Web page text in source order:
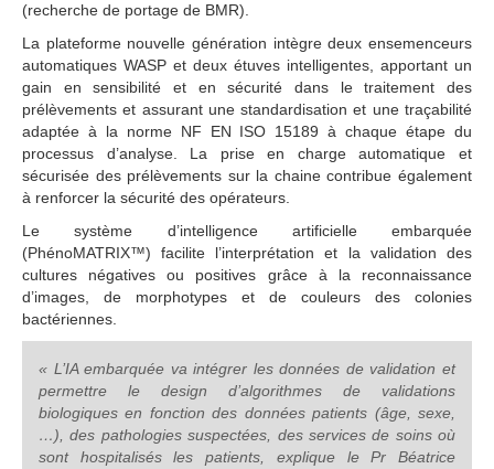
(recherche de portage de BMR).
La plateforme nouvelle génération intègre deux ensemenceurs
automatiques WASP et deux étuves intelligentes, apportant un
gain en sensibilité et en sécurité dans le traitement des
prélèvements et assurant une standardisation et une traçabilité
adaptée à la norme NF EN ISO 15189 à chaque étape du
processus d’analyse. La prise en charge automatique et
sécurisée des prélèvements sur la chaine contribue également
à renforcer la sécurité des opérateurs.
Le système d’intelligence artificielle embarquée
(PhénoMATRIX™) facilite l’interprétation et la validation des
cultures négatives ou positives grâce à la reconnaissance
d’images, de morphotypes et de couleurs des colonies
bactériennes.
« L’IA embarquée va intégrer les données de validation et
permettre le design d’algorithmes de validations
biologiques en fonction des données patients (âge, sexe,
…), des pathologies suspectées, des services de soins où
sont hospitalisés les patients, explique le Pr Béatrice